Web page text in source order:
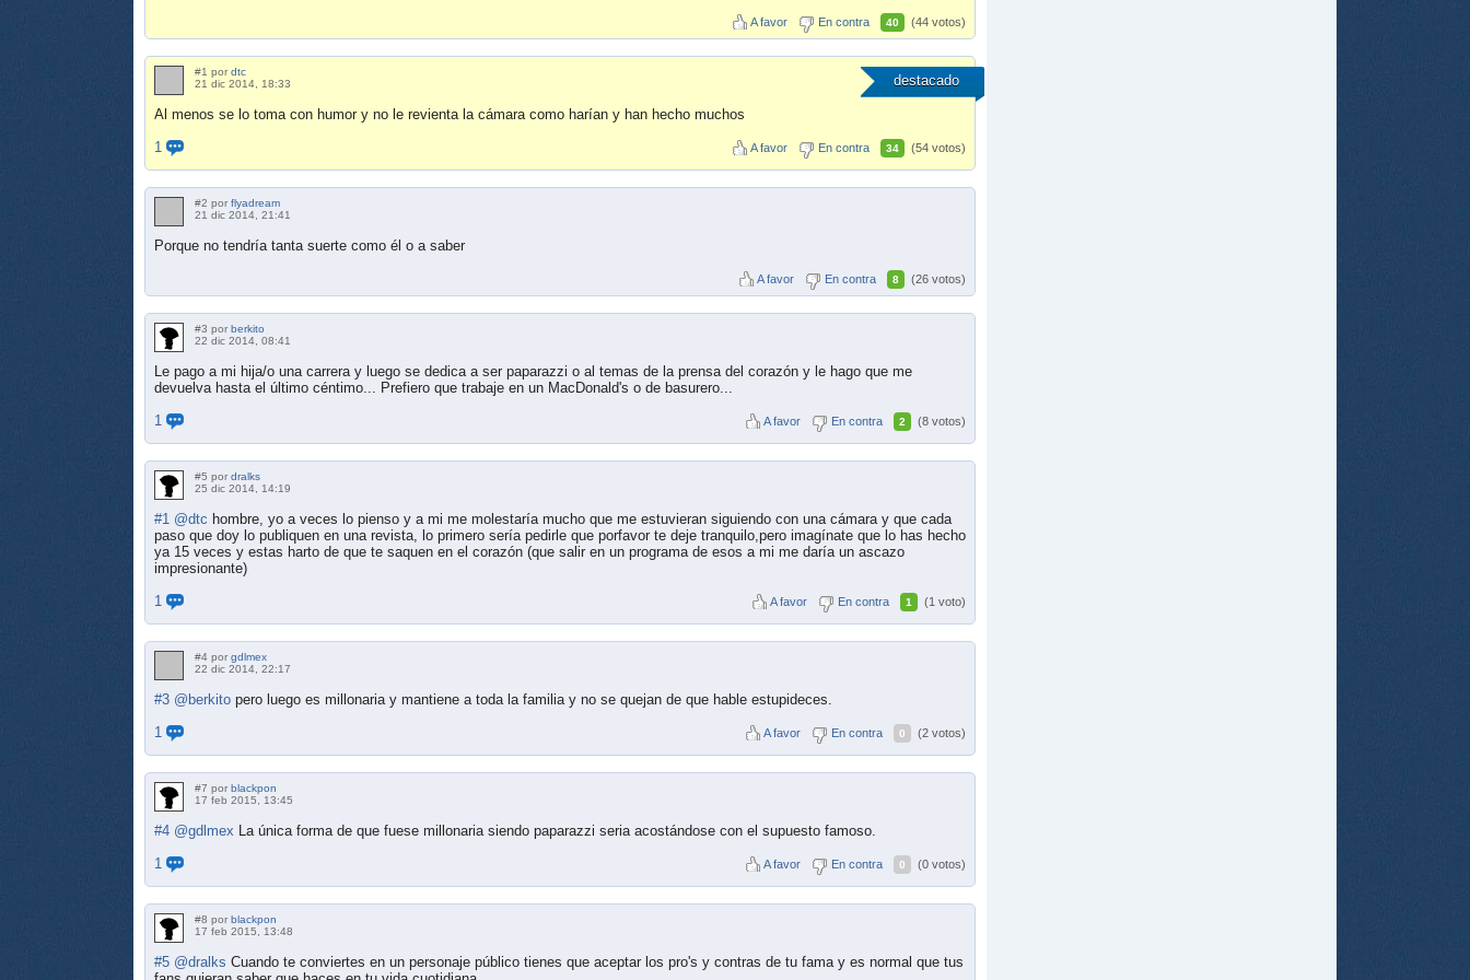
A favor En contra 40 (44 votos)
destacado
#1 por dtc
21 dic 2014, 18:33
Al menos se lo toma con humor y no le revienta la cámara como harían y han hecho muchos
1
A favor En contra 34 (54 votos)
#2 por flyadream
21 dic 2014, 21:41
Porque no tendría tanta suerte como él o a saber
A favor En contra 8 (26 votos)
#3 por berkito
22 dic 2014, 08:41
Le pago a mi hija/o una carrera y luego se dedica a ser paparazzi o al temas de la prensa del corazón y le hago que me
devuelva hasta el último céntimo... Prefiero que trabaje en un MacDonald's o de basurero...
1
A favor En contra 2 (8 votos)
#5 por dralks
25 dic 2014, 14:19
#1 @dtc hombre, yo a veces lo pienso y a mi me molestaría mucho que me estuvieran siguiendo con una cámara y que cada
paso que doy lo publiquen en una revista, lo primero sería pedirle que porfavor te deje tranquilo,pero imagínate que lo has hecho
ya 15 veces y estas harto de que te saquen en el corazón (que salir en un programa de esos a mi me daría un ascazo
impresionante)
1
A favor En contra 1 (1 voto)
#4 por gdlmex
22 dic 2014, 22:17
#3 @berkito pero luego es millonaria y mantiene a toda la familia y no se quejan de que hable estupideces.
1
A favor En contra 0 (2 votos)
#7 por blackpon
17 feb 2015, 13:45
#4 @gdlmex La única forma de que fuese millonaria siendo paparazzi seria acostándose con el supuesto famoso.
1
A favor En contra 0 (0 votos)
#8 por blackpon
17 feb 2015, 13:48
#5 @dralks Cuando te conviertes en un personaje público tienes que aceptar los pro's y contras de tu fama y es normal que tus